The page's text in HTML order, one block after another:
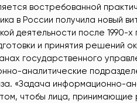
востребованной
в России получила новый
деятельности после 1990-
и принятия решений
государственного
аналитические
«Задача информационно-
чтобы лица,